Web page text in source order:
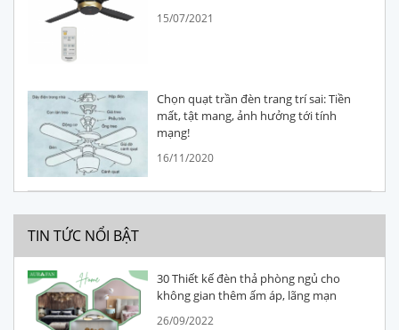
15/07/2021
Chọn quạt trần đèn trang trí sai: Tiền
mất, tật mang, ảnh hưởng tới tính
mạng!
16/11/2020
TIN TỨC NỔI BẬT
30 Thiết kế đèn thả phòng ngủ cho
không gian thêm ấm áp, lãng mạn
26/09/2022